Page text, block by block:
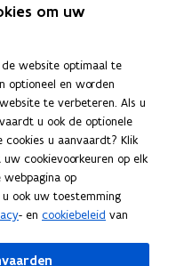
om uw
de website optimaal te
optioneel en worden
te verbeteren. Als u
u ook de optionele
u aanvaardt? Klik
uw cookievoorkeuren op elk
webpagina op
u ook uw toestemming
- en cookiebeleid van